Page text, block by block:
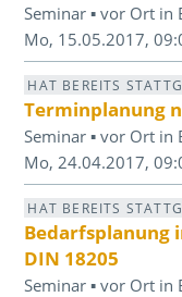
Seminar ▪ vor Ort in
Mo, 15.05.2017,
HAT BEREITS
Terminplanung
Seminar ▪ vor Ort in
Mo, 24.04.2017,
HAT BEREITS
Bedarfsplanung
DIN 18205
Seminar ▪ vor Ort in